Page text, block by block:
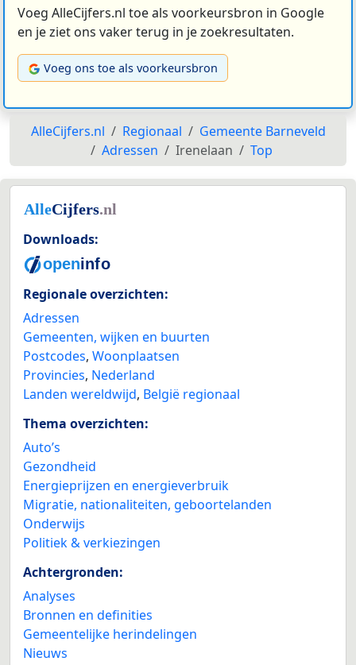
Voeg AlleCijfers.nl toe als voorkeursbron in Google
en je ziet ons vaker terug in je zoekresultaten.
Voeg ons toe als voorkeursbron
AlleCijfers.nl Regionaal
Gemeente Barneveld
Adressen
Irenelaan Top
Downloads:
Regionale overzichten:
Adressen
Gemeenten, wijken en buurten
Postcodes, Woonplaatsen
Provincies, Nederland
Landen wereldwijd, België regionaal
Thema overzichten:
Auto’s
Gezondheid
Energieprijzen en energieverbruik
Migratie, nationaliteiten, geboortelanden
Onderwijs
Politiek & verkiezingen
Achtergronden:
Analyses
Bronnen en definities
Gemeentelijke herindelingen
Nieuws